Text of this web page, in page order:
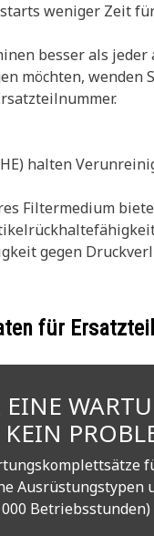
weniger Zeit
besser als
möchten, wenden
halten
Filtermedium
gegen
für
EINE
Ausrüstungstypen